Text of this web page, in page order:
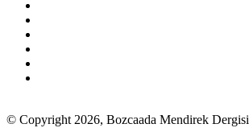
© Copyright 2026, Bozcaada Mendirek Dergisi